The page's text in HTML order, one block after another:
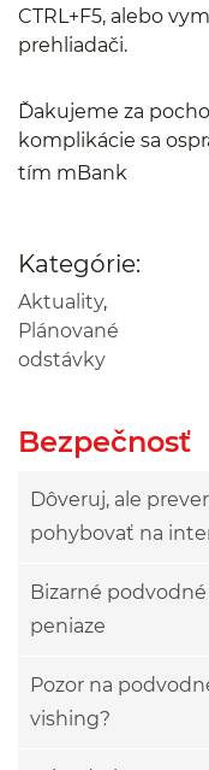
CTRL+F5, alebo
prehliadači.
Ďakujeme za
komplikácie sa
tím mBank
Kategórie:
Aktuality,
Plánované
odstávky
Bezpečnosť
Dôveruj, ale
pohybovať na
Bizarné
peniaze
Pozor na
vishing?